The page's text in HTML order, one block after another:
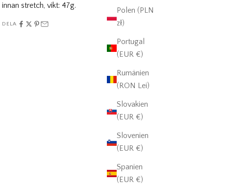
Polen (PLN
zł)
Portugal
(EUR €)
Rumänien
(RON Lei)
Slovakien
(EUR €)
Slovenien
(EUR €)
Spanien
(EUR €)
innan stretch, vikt: 47g.
DELA